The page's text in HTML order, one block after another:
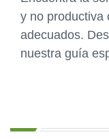
y no productiva
adecuados.
nuestra guía